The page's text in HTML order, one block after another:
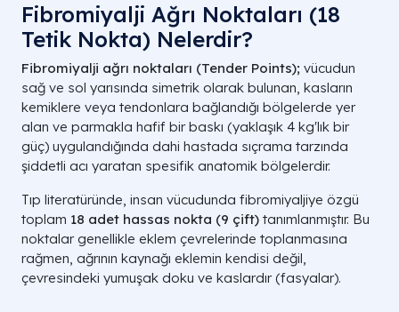
Fibromiyalji Ağrı Noktaları (18
Tetik Nokta) Nelerdir?
Fibromiyalji ağrı noktaları (Tender Points); vücudun
sağ ve sol yarısında simetrik olarak bulunan, kasların
kemiklere veya tendonlara bağlandığı bölgelerde yer
alan ve parmakla hafif bir baskı (yaklaşık 4 kg'lık bir
güç) uygulandığında dahi hastada sıçrama tarzında
şiddetli acı yaratan spesifik anatomik bölgelerdir.
Tıp literatüründe, insan vücudunda fibromiyaljiye özgü
toplam 18 adet hassas nokta (9 çift) tanımlanmıştır. Bu
noktalar genellikle eklem çevrelerinde toplanmasına
rağmen, ağrının kaynağı eklemin kendisi değil,
çevresindeki yumuşak doku ve kaslardır (fasyalar).